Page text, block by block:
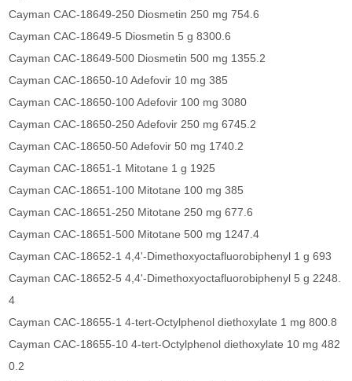
Cayman CAC-18649-250 Diosmetin 250 mg 754.6
Cayman CAC-18649-5 Diosmetin 5 g 8300.6
Cayman CAC-18649-500 Diosmetin 500 mg 1355.2
Cayman CAC-18650-10 Adefovir 10 mg 385
Cayman CAC-18650-100 Adefovir 100 mg 3080
Cayman CAC-18650-250 Adefovir 250 mg 6745.2
Cayman CAC-18650-50 Adefovir 50 mg 1740.2
Cayman CAC-18651-1 Mitotane 1 g 1925
Cayman CAC-18651-100 Mitotane 100 mg 385
Cayman CAC-18651-250 Mitotane 250 mg 677.6
Cayman CAC-18651-500 Mitotane 500 mg 1247.4
Cayman CAC-18652-1 4,4'-Dimethoxyoctafluorobiphenyl 1 g 693
Cayman CAC-18652-5 4,4'-Dimethoxyoctafluorobiphenyl 5 g 2248.
4
Cayman CAC-18655-1 4-tert-Octylphenol diethoxylate 1 mg 800.8
Cayman CAC-18655-10 4-tert-Octylphenol diethoxylate 10 mg 482
0.2